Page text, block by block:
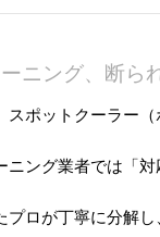
ニング、断ら
ポットクーラー
ング業者では「
プロが丁寧に分解